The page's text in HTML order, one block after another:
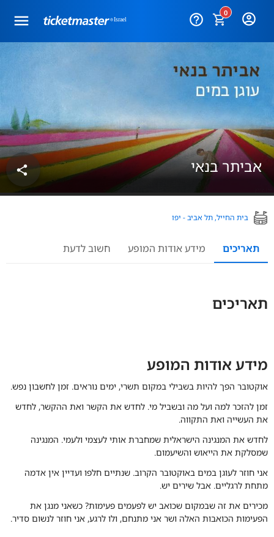
0
help_outline
אביתר בנאי share
בית החייל, תל אביב - יפו
תאריכים מידע אודות המופע חשוב לדעת
תאריכים
מידע אודות המופע
אוקטובר הפך להיות בשבילי במקום תשרי, ימים נוראים. זמן לחשבון נפש.
זמן להזכר למה ועל מה ובשביל מי. לחדש את הקשר ואת ההקשר, לחדש
את העשייה ואת התקווה.
לחדש את המנגינה הישראלית שמחברת אותי לעצמי ולעמי. המנגינה
שמסלקת את הייאוש והשיעמום.
אני חוזר לעוגן במים באוקטובר הקרוב. שנתיים חלפו ועדיין אין אדמה
מתחת לרגליים. אבל שירים יש.
מכירים את זה שבמקום שכואב יש לפעמים פעימות? כשאני מנגן את
הפעימות הכואבות האלה ושר אני מתנחם, ולו לרגע, אני חוזר לנשום סדיר.